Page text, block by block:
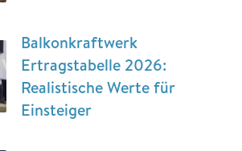
Balkonkraftwerk
Ertragstabelle 2026:
Realistische Werte für
Einsteiger